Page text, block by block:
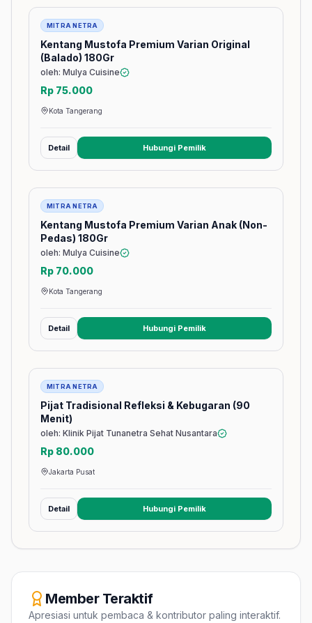
Barang
MITRA NETRA
Kentang Mustofa Premium Varian Original
(Balado) 180Gr
oleh: Mulya Cuisine
Rp 75.000
Kota Tangerang
Detail Hubungi Pemilik(membuka tab baru)
Barang
MITRA NETRA
Kentang Mustofa Premium Varian Anak (Non-
Pedas) 180Gr
oleh: Mulya Cuisine
Rp 70.000
Kota Tangerang
Detail Hubungi Pemilik(membuka tab baru)
Jasa
MITRA NETRA
Pijat Tradisional Refleksi & Kebugaran (90
Menit)
oleh: Klinik Pijat Tunanetra Sehat Nusantara
Rp 80.000
Jakarta Pusat
Detail Hubungi Pemilik(membuka tab baru)
Member Teraktif
Apresiasi untuk pembaca & kontributor paling interaktif.